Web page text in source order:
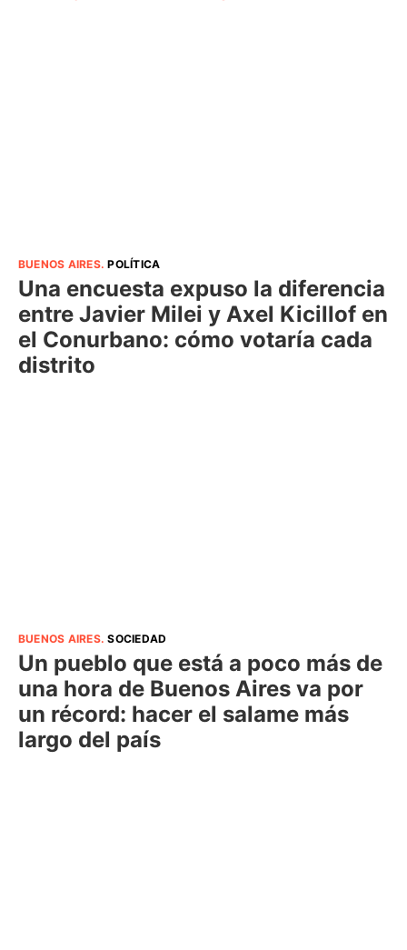
BUENOS AIRES.POLÍTICA
Una encuesta expuso la diferencia
entre Javier Milei y Axel Kicillof en
el Conurbano: cómo votaría cada
distrito
BUENOS AIRES.SOCIEDAD
Un pueblo que está a poco más de
una hora de Buenos Aires va por
un récord: hacer el salame más
largo del país